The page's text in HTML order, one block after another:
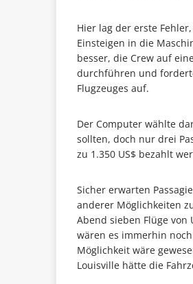
Hier lag der erste
Einsteigen in die
besser, die Crew auf
durchführen und
Flugzeuges auf.
Der Computer wählte
sollten, doch nur drei
zu 1.350 US$ bezahlt
Sicher erwarten
anderer Möglichkeiten
Abend sieben Flüge von
wären es immerhin
Möglichkeit wäre
Louisville hätte die